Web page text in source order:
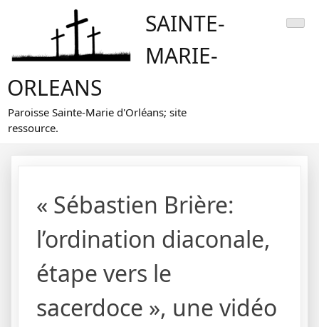
SAINTE-
MARIE-
ORLEANS
Paroisse Sainte-Marie d'Orléans; site
ressource.
« Sébastien Brière:
l’ordination diaconale,
étape vers le
sacerdoce », une vidéo